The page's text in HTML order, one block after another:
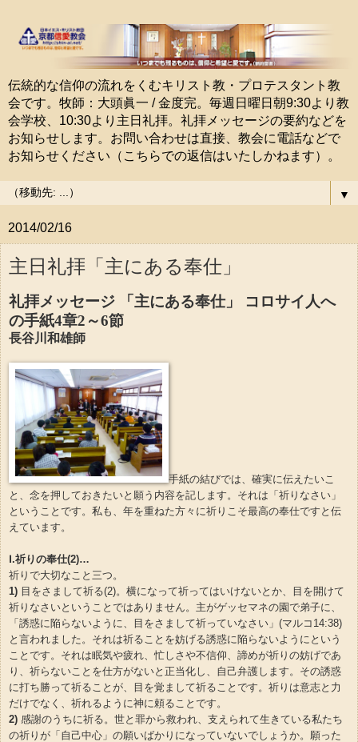
伝統的な信仰の流れをくむキリスト教・プロテスタント教
会です。牧師：大頭眞一 / 金度完。毎週日曜日朝9:30より教
会学校、10:30より主日礼拝。礼拝メッセージの要約などを
お知らせします。お問い合わせは直接、教会に電話などで
お知らせください（こちらでの返信はいたしかねます）。
▼
2014/02/16
主日礼拝「主にある奉仕」
礼拝メッセージ 「主にある奉仕」 コロサイ人へ
の手紙4章2～6節
長谷川和雄師
手紙の結びでは、確実に伝えたいこ
と、念を押しておきたいと願う内容を記します。それは「祈りなさい」
ということです。私も、年を重ねた方々に祈りこそ最高の奉仕ですと伝
えています。
Ⅰ.祈りの奉仕(2)…
祈りで大切なこと三つ。
1) 目をさまして祈る(2)。横になって祈ってはいけないとか、目を開けて
祈りなさいということではありません。主がゲッセマネの園で弟子に、
「誘惑に陥らないように、目をさまして祈っていなさい」(マルコ14:38)
と言われました。それは祈ることを妨げる誘惑に陥らないようにという
ことです。それは眠気や疲れ、忙しさや不信仰、諦めが祈りの妨げであ
り、祈らないことを仕方がないと正当化し、自己弁護します。その誘惑
に打ち勝って祈ることが、目を覚まして祈ることです。祈りは意志と力
だけでなく、祈れるように神に頼ることです。
2) 感謝のうちに祈る。世と罪から救われ、支えられて生きている私たち
の祈りが「自己中心」の願いばかりになっていないでしょうか。願った